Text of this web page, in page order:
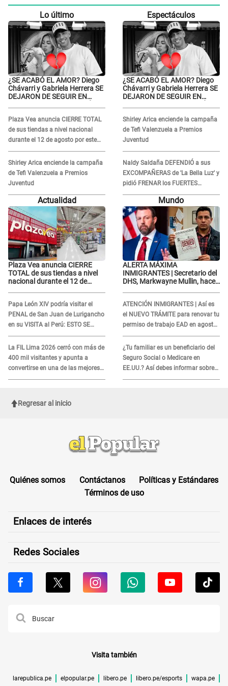
Lo último
¿SE ACABÓ EL AMOR? Diego
Chávarri y Gabriela Herrera SE
DEJARON DE SEGUIR EN
Plaza Vea anuncia CIERRE TOTAL
de sus tiendas a nivel nacional
durante el 12 de agosto por este
MOTIVO
Shirley Arica enciende la campaña
de Tefi Valenzuela a Premios
Juventud
Espectáculos
¿SE ACABÓ EL AMOR? Diego
Chávarri y Gabriela Herrera SE
DEJARON DE SEGUIR EN
Shirley Arica enciende la campaña
de Tefi Valenzuela a Premios
Juventud
Naldy Saldaña DEFENDIÓ a sus
EXCOMPAÑERAS de 'La Bella Luz' y
pidió FRENAR los FUERTES
ATAQUES en redes: “Aquí el único
Actualidad
Plaza Vea anuncia CIERRE
TOTAL de sus tiendas a nivel
nacional durante el 12 de
Papa León XIV podría visitar el
PENAL de San Juan de Lurigancho
en su VISITA al Perú: ESTO SE
SABE
La FIL Lima 2026 cerró con más de
400 mil visitantes y apunta a
convertirse en una de las mejores
ferias de Latinoamérica
Mundo
ALERTA MÁXIMA
INMIGRANTES | Secretario del
DHS, Markwayne Mullin, hace
vamos por ellos"
ATENCIÓN INMIGRANTES | Así es
el NUEVO TRÁMITE para renovar tu
permiso de trabajo EAD en agosto
del 2026
¿Tu familiar es un beneficiario del
Seguro Social o Medicare en
EE.UU.? Así debes informar sobre
su muerte para EVITAR COBROS
Regresar al inicio
Quiénes somos Contáctanos
Políticas y Estándares
Términos de uso
Enlaces de interés
Redes Sociales
Visita también
larepublica.pe elpopular.pe libero.pe libero.pe/esports wapa.pe